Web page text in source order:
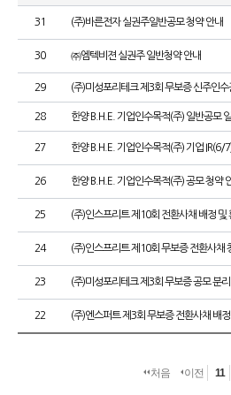
31 (주)바른전자 실권주일반공모 청약 안내
30 ㈜엠텍비젼 실권주 일반청약 안내
29 (주)미성포리테크 제3회 무보증 신주인
28 한양 B.H.E. 기업인수목적(주) 일반공모
27 한양 B.H.E. 기업인수목적(주) 기업
26 한양 B.H.E. 기업인수목적(주) 공모 청약
25 (주)인스프리트 제10회 전환사채 배정 및
24 (주)인스프리트 제10회 무보증 전환사채
23 (주)미성포리테크 제3회 무보증 공모 분
22 (주)엔스퍼트 제3회 무보증 전환사채 배
처음 이전 11